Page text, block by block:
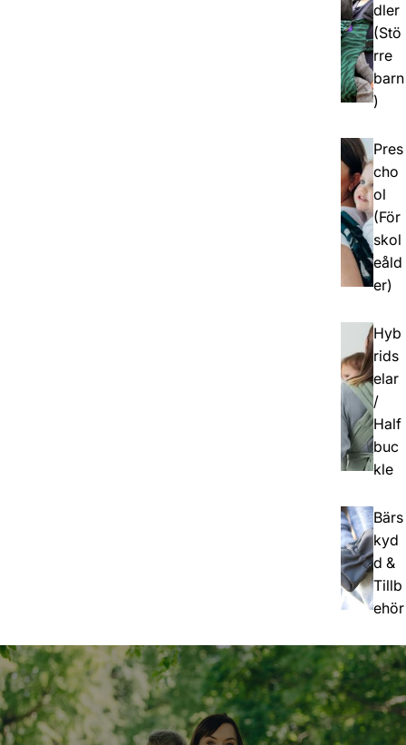
dler
(Stö
rre
barn
)
Pres
cho
ol
(För
skol
eåld
er)
Hyb
rids
elar
/
Half
buc
kle
Bärs
kyd
d &
Tillb
ehör